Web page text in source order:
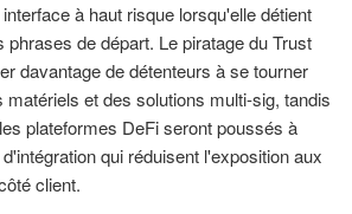
à haut risque lorsqu'elle détient
phrases de départ. Le piratage du Trust
davantage de détenteurs à se tourner
et des solutions multi-sig, tandis
plateformes DeFi seront poussés à
qui réduisent l'exposition aux
client.